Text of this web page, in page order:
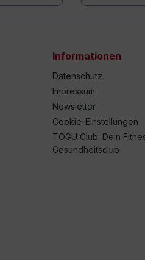
Informationen
Datenschutz
Impressum
Newsletter
Cookie-Einstellungen
TOGU Club: Dein
Gesundheitsclub